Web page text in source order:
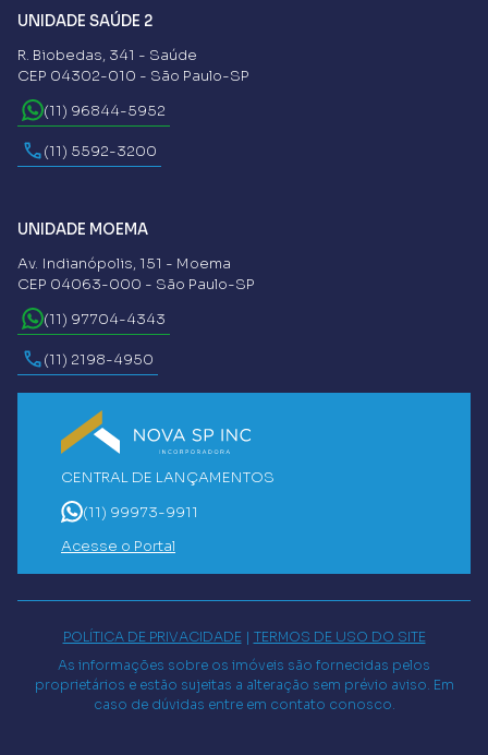
UNIDADE SAÚDE 2
R. Biobedas, 341 - Saúde
CEP 04302-010 - São Paulo-SP
(11) 96844-5952
(11) 5592-3200
UNIDADE MOEMA
Av. Indianópolis, 151 - Moema
CEP 04063-000 - São Paulo-SP
(11) 97704-4343
(11) 2198-4950
CENTRAL DE LANÇAMENTOS
(11) 99973-9911
Acesse o Portal
POLÍTICA DE PRIVACIDADE | TERMOS DE USO DO SITE
As informações sobre os imóveis são fornecidas pelos
proprietários e estão sujeitas a alteração sem prévio aviso. Em
caso de dúvidas entre em contato conosco.